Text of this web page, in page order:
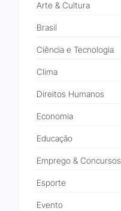
Arte & Cultura
Brasil
Ciência e Tecnologia
Clima
Direitos Humanos
Economia
Educação
Emprego & Concursos
Esporte
Evento